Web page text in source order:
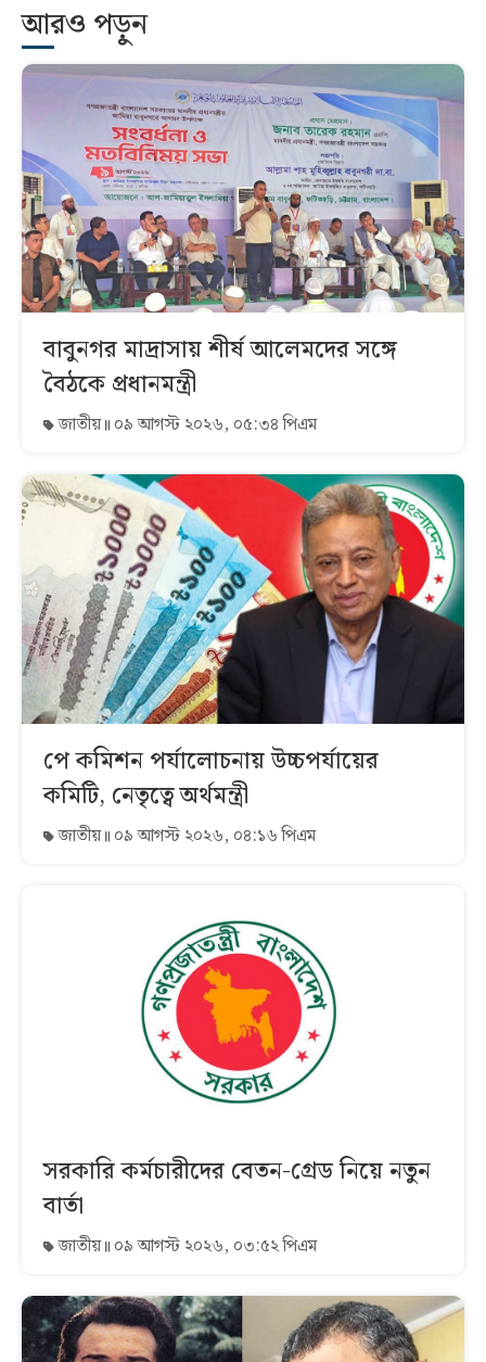
আরও পড়ুন
বাবুনগর মাদ্রাসায় শীর্ষ আলেমদের সঙ্গে
বৈঠকে প্রধানমন্ত্রী
জাতীয় ০৯ আগস্ট ২০২৬, ০৫:৩৪ পিএম
পে কমিশন পর্যালোচনায় উচ্চপর্যায়ের
কমিটি, নেতৃত্বে অর্থমন্ত্রী
জাতীয় ০৯ আগস্ট ২০২৬, ০৪:১৬ পিএম
সরকারি কর্মচারীদের বেতন-গ্রেড নিয়ে নতুন
বার্তা
জাতীয় ০৯ আগস্ট ২০২৬, ০৩:৫২ পিএম